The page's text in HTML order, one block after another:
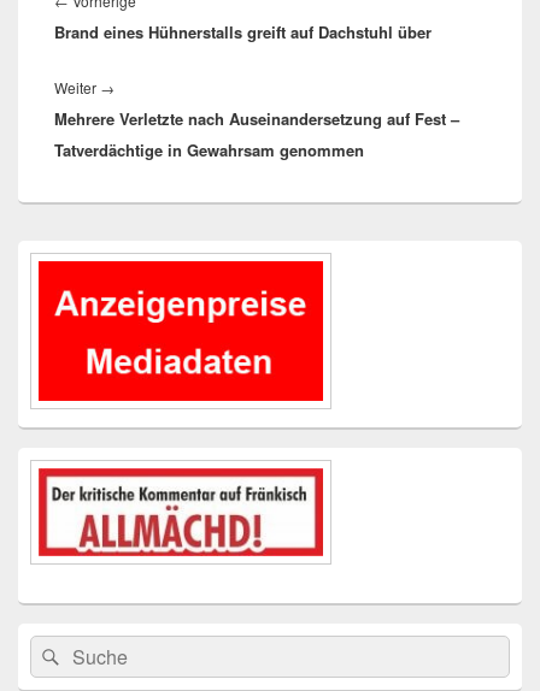
Beitrag:
Brand eines Hühnerstalls greift auf Dachstuhl über
Weiter →
Beitrag:
Mehrere Verletzte nach Auseinandersetzung auf Fest –
Tatverdächtige in Gewahrsam genommen
Primärer
Widgetbereich
Suchen
nach:
Suchen